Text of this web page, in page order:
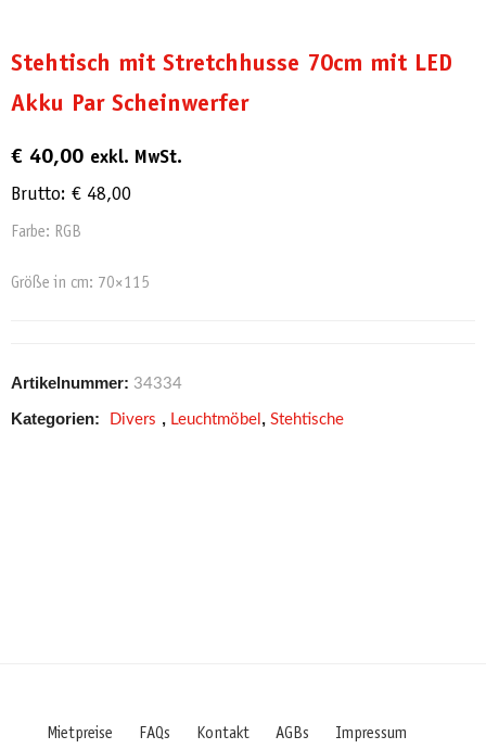
Stehtisch mit Stretchhusse 70cm mit LED
Akku Par Scheinwerfer
€ 40,00 exkl. MwSt.
Brutto: € 48,00
Farbe: RGB
Größe in cm: 70×115
Artikelnummer: 34334
Kategorien: Divers , Leuchtmöbel , Stehtische
Mietpreise FAQs Kontakt AGBs Impressum